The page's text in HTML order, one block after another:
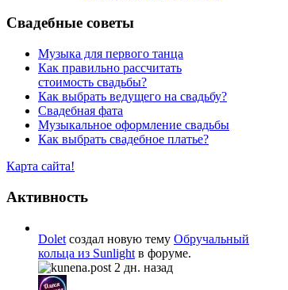
Свадебные советы
Музыка для первого танца
Как правильно рассчитать
стоимость свадьбы?
Как выбрать ведущего на свадьбу?
Свадебная фата
Музыкальное оформление свадьбы
Как выбрать свадебное платье?
Карта сайта!
Активность
Dolet создал новую тему Обручальный
кольца из Sunlight в форуме.
2 дн. назад